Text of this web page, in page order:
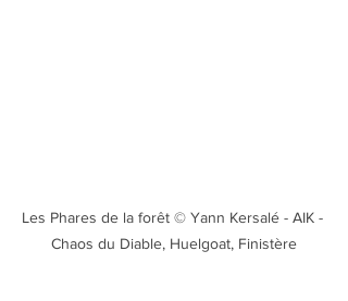
Les Phares de la forêt © Yann Kersalé - AIK -
Chaos du Diable, Huelgoat, Finistère